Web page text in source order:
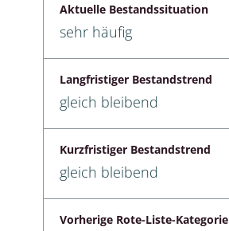
Aktuelle Bestandssituation
sehr häufig
Langfristiger Bestandstrend
gleich bleibend
Kurzfristiger Bestandstrend
gleich bleibend
Vorherige Rote-Liste-Kategorie